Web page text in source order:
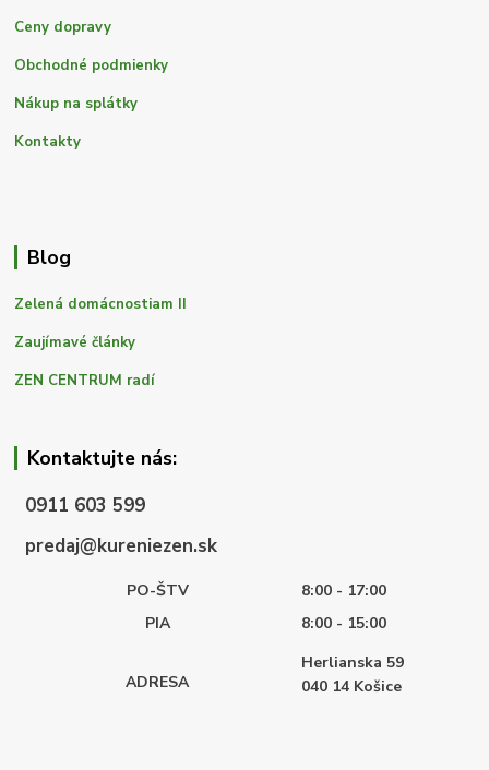
Ceny dopravy
Obchodné podmienky
Nákup na splátky
Kontakty
Blog
Zelená domácnostiam II
Zaujímavé články
ZEN CENTRUM radí
Kontaktujte nás:
0911 603 599
predaj@kureniezen.sk
PO-ŠTV
8:00 - 17:00
PIA
8:00 - 15:00
ADRESA
Herlianska 59
040 14 Košice